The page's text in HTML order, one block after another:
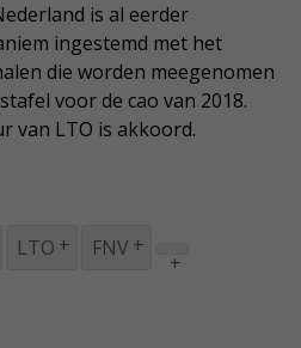
is al eerder
ingestemd met het
die worden meegenomen
voor de cao van 2018.
van LTO is akkoord.
LTO FNV